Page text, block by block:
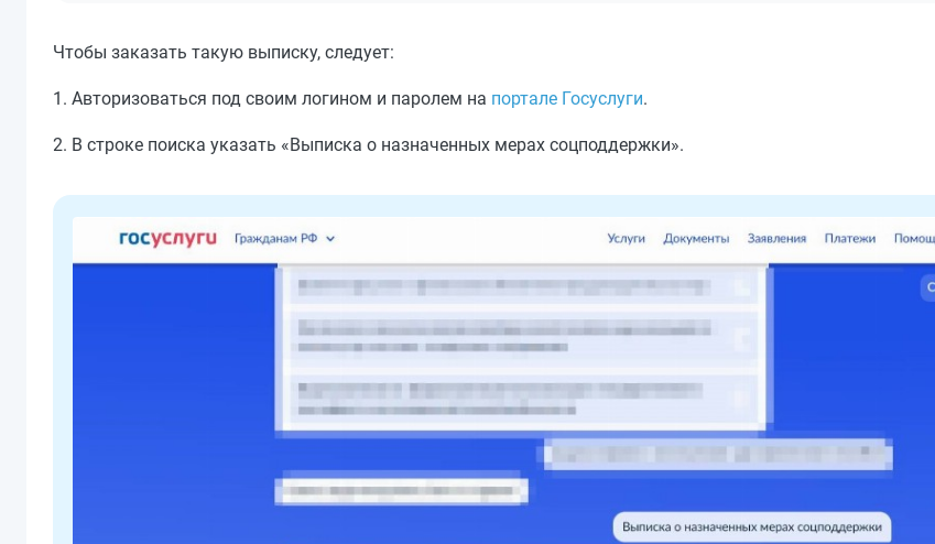
Чтобы заказать такую выписку, следует:
1. Авторизоваться под своим логином и паролем на портале Госуслуги.
2. В строке поиска указать «Выписка о назначенных мерах соцподдержки».